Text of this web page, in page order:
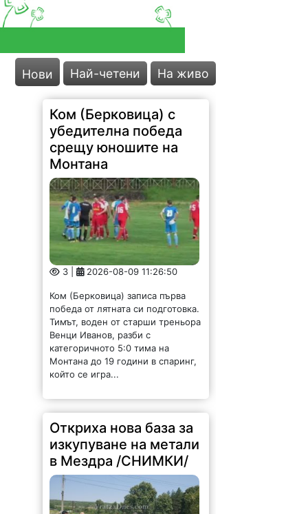
Нови Най-четени На живо
Ком (Берковица) с
убедителна победа
срещу юношите на
Монтана
3 | 2026-08-09 11:26:50
Ком (Берковица) записа първа
победа от лятната си подготовка.
Тимът, воден от старши треньора
Венци Иванов, разби с
категоричното 5:0 тима на
Монтана до 19 години в спаринг,
който се игра...
Откриха нова база за
изкупуване на метали
в Мездра /СНИМКИ/